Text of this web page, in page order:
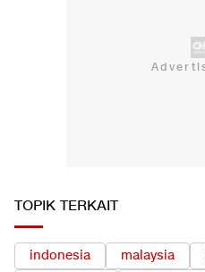
TOPIK TERKAIT
indonesia malaysia